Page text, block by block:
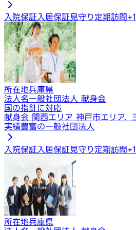
入院保証 入居保証見守り定期訪問+1
所在地兵庫県
法人名一般社団法人 献身会
国の指針に対応
献身会 関西エリア 神戸市エリア、
実績豊富の一般社団法人
入院保証 入居保証見守り定期訪問+1
所在地兵庫県